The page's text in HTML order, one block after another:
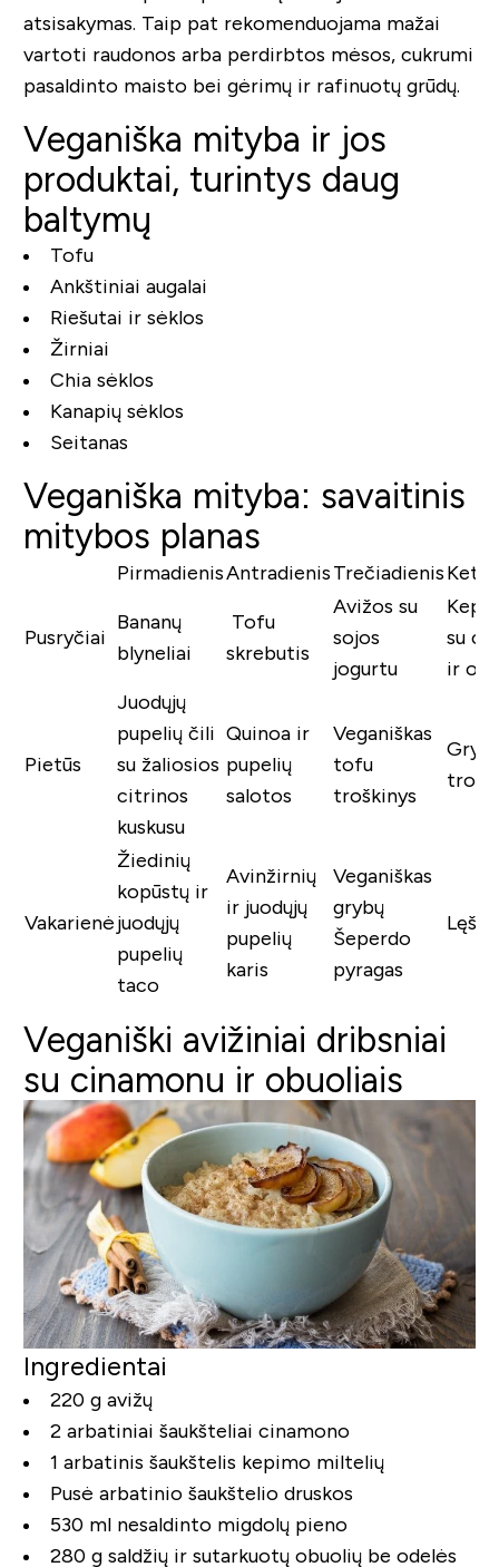
atsisakymas. Taip pat rekomenduojama mažai
vartoti raudonos arba perdirbtos mėsos, cukrumi
pasaldinto maisto bei gėrimų ir rafinuotų grūdų.
Veganiška mityba ir jos
produktai, turintys daug
baltymų
Tofu
Ankštiniai augalai
Riešutai ir sėklos
Žirniai
Chia sėklos
Kanapių sėklos
Seitanas
Veganiška mityba: savaitinis
mitybos planas
PirmadienisAntradienis Trečiadienis
Pusryčiai
Bananų
blyneliai
Tofu
skrebutis
Avižos su
sojos
jogurtu
su
ir
Pietūs
Juodųjų
pupelių čili
su žaliosios
citrinos
kuskusu
Quinoa ir
pupelių
salotos
Veganiškas
tofu
troškinys
Vakarienė
Žiedinių
kopūstų ir
juodųjų
pupelių
taco
Avinžirnių
ir juodųjų
pupelių
karis
Veganiškas
grybų
Šeperdo
pyragas
Lęšių
Veganiški avižiniai dribsniai
su cinamonu ir obuoliais
Ingredientai
220 g avižų
2 arbatiniai šaukšteliai cinamono
1 arbatinis šaukštelis kepimo miltelių
Pusė arbatinio šaukštelio druskos
530 ml nesaldinto migdolų pieno
280 g saldžių ir sutarkuotų obuolių be odelės